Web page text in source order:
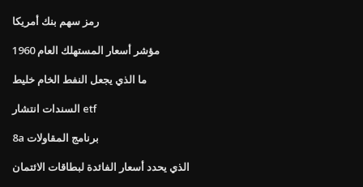
رمز سهم بنك أمريكا
مؤشر أسعار المستهلك العام 1960
ما الذي يجعل النفط الخام خليط
السندات انتشار etf
8a برنامج المقاولات
الذي يحدد أسعار الفائدة لبطاقات الائتمان